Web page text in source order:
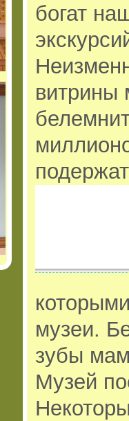
богат
витрины
музеи.
зубы
Музей